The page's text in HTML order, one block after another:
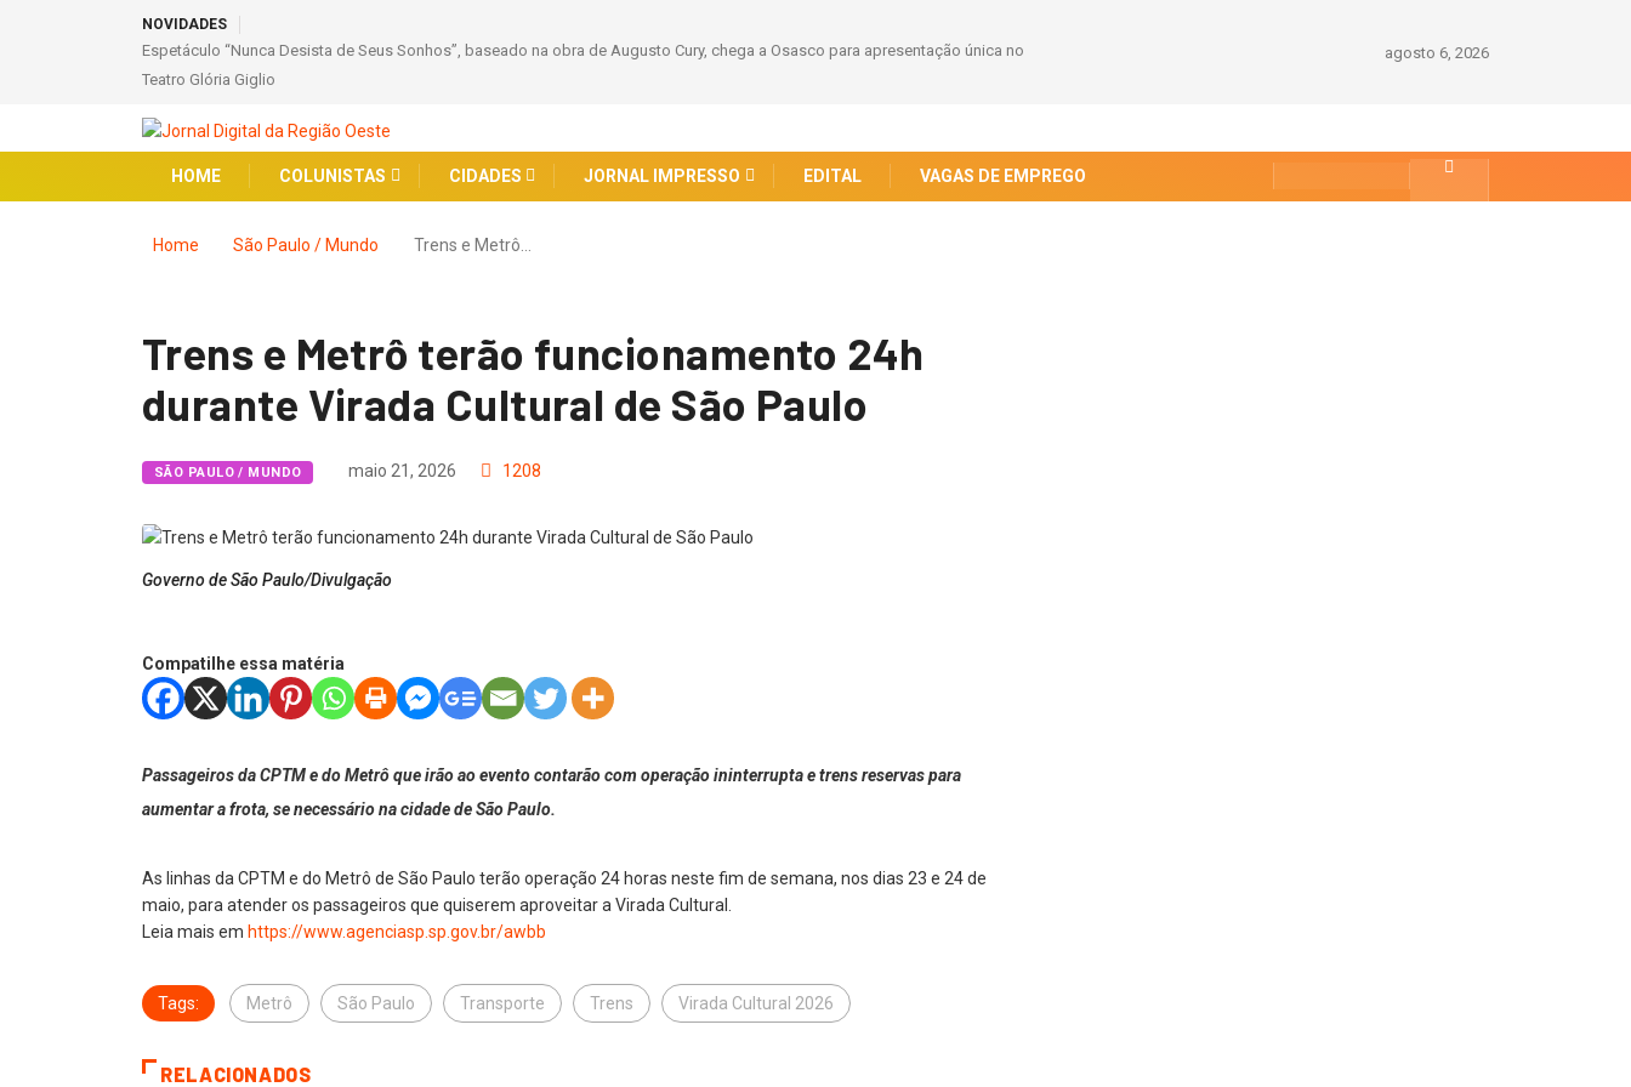
NOVIDADES
Espetáculo “Nunca Desista de Seus Sonhos”, baseado na obra de Augusto Cury, chega a Osasco para apresentação única no
Teatro Glória Giglio
agosto 6, 2026
HOME COLUNISTAS CIDADES JORNAL IMPRESSO EDITAL VAGAS DE EMPREGO
Home São Paulo / Mundo Trens e Metrô…
Trens e Metrô terão funcionamento 24h
durante Virada Cultural de São Paulo
SÃO PAULO / MUNDO maio 21, 2026 1208
Governo de São Paulo/Divulgação
Compatilhe essa matéria
Passageiros da CPTM e do Metrô que irão ao evento contarão com operação ininterrupta e trens reservas para
aumentar a frota, se necessário na cidade de São Paulo.
As linhas da CPTM e do Metrô de São Paulo terão operação 24 horas neste fim de semana, nos dias 23 e 24 de
maio, para atender os passageiros que quiserem aproveitar a Virada Cultural.
Leia mais em https://www.agenciasp.sp.gov. br/awbb
Tags: Metrô São Paulo Transporte Trens Virada Cultural 2026
RELACIONADOS